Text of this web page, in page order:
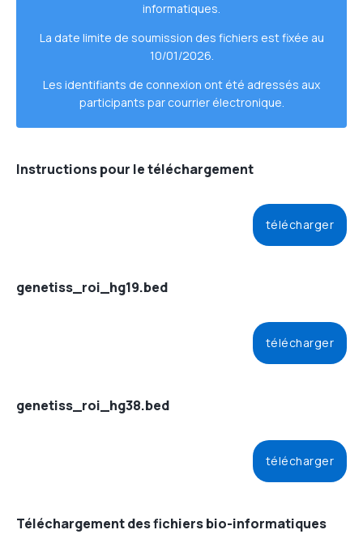
informatiques.
La date limite de soumission des fichiers est fixée au
10/01/2026.
Les identifiants de connexion ont été adressés aux
participants par courrier électronique.
Instructions pour le téléchargement
télécharger
genetiss_roi_hg19.bed
télécharger
genetiss_roi_hg38.bed
télécharger
Téléchargement des fichiers bio-informatiques